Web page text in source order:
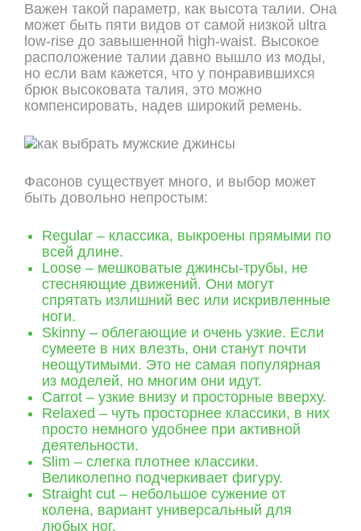
Важен такой параметр, как высота талии. Она
может быть пяти видов от самой низкой ultra
low-rise до завышенной high-waist. Высокое
расположение талии давно вышло из моды,
но если вам кажется, что у понравившихся
брюк высоковата талия, это можно
компенсировать, надев широкий ремень.
Фасонов существует много, и выбор может
быть довольно непростым:
Regular – классика, выкроены прямыми по
всей длине.
Loose – мешковатые джинсы-трубы, не
стесняющие движений. Они могут
спрятать излишний вес или искривленные
ноги.
Skinny – облегающие и очень узкие. Если
сумеете в них влезть, они станут почти
неощутимыми. Это не самая популярная
из моделей, но многим они идут.
Carrot – узкие внизу и просторные вверху.
Relaxed – чуть просторнее классики, в них
просто немного удобнее при активной
деятельности.
Slim – слегка плотнее классики.
Великолепно подчеркивает фигуру.
Straight cut – небольшое сужение от
колена, вариант универсальный для
любых ног.